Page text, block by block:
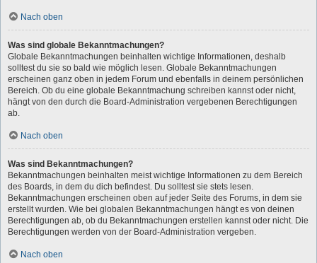
Nach oben
Was sind globale Bekanntmachungen?
Globale Bekanntmachungen beinhalten wichtige Informationen, deshalb
solltest du sie so bald wie möglich lesen. Globale Bekanntmachungen
erscheinen ganz oben in jedem Forum und ebenfalls in deinem persönlichen
Bereich. Ob du eine globale Bekanntmachung schreiben kannst oder nicht,
hängt von den durch die Board-Administration vergebenen Berechtigungen
ab.
Nach oben
Was sind Bekanntmachungen?
Bekanntmachungen beinhalten meist wichtige Informationen zu dem Bereich
des Boards, in dem du dich befindest. Du solltest sie stets lesen.
Bekanntmachungen erscheinen oben auf jeder Seite des Forums, in dem sie
erstellt wurden. Wie bei globalen Bekanntmachungen hängt es von deinen
Berechtigungen ab, ob du Bekanntmachungen erstellen kannst oder nicht. Die
Berechtigungen werden von der Board-Administration vergeben.
Nach oben